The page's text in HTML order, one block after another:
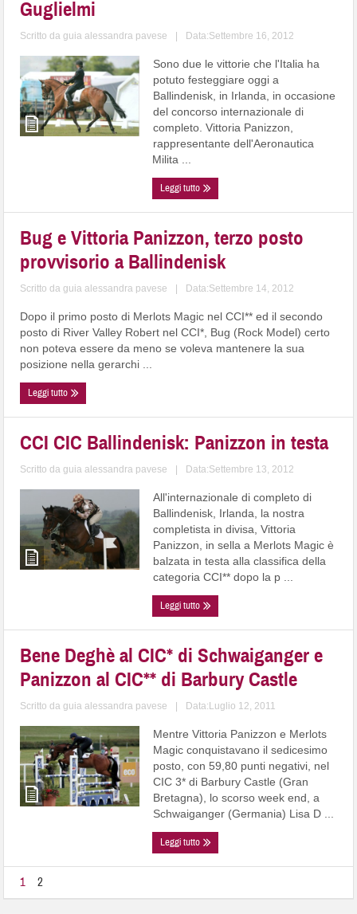
Guglielmi
Scritto daguia alessandra pavese Data:Settembre 16, 2012
Sono due le vittorie che l'Italia ha
potuto festeggiare oggi a
Ballindenisk, in Irlanda, in occasione
del concorso internazionale di
completo. Vittoria Panizzon,
rappresentante dell'Aeronautica
Milita ...
Leggi tutto
Bug e Vittoria Panizzon, terzo posto
provvisorio a Ballindenisk
Scritto daguia alessandra pavese Data:Settembre 14, 2012
Dopo il primo posto di Merlots Magic nel CCI** ed il secondo
posto di River Valley Robert nel CCI*, Bug (Rock Model) certo
non poteva essere da meno se voleva mantenere la sua
posizione nella gerarchi ...
Leggi tutto
CCI CIC Ballindenisk: Panizzon in testa
Scritto daguia alessandra pavese Data:Settembre 13, 2012
All'internazionale di completo di
Ballindenisk, Irlanda, la nostra
completista in divisa, Vittoria
Panizzon, in sella a Merlots Magic è
balzata in testa alla classifica della
categoria CCI** dopo la p ...
Leggi tutto
Bene Deghè al CIC* di Schwaiganger e
Panizzon al CIC** di Barbury Castle
Scritto daguia alessandra pavese Data:Luglio 12, 2011
Mentre Vittoria Panizzon e Merlots
Magic conquistavano il sedicesimo
posto, con 59,80 punti negativi, nel
CIC 3* di Barbury Castle (Gran
Bretagna), lo scorso week end, a
Schwaiganger (Germania) Lisa D ...
Leggi tutto
1 2